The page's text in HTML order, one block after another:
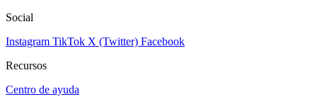
Social
Instagram TikTok X (Twitter) Facebook
Recursos
Centro de ayuda